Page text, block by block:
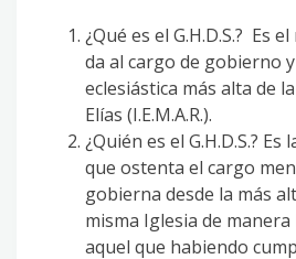
¿Qué es el G.H.D.S.? Es
da al cargo de gobierno
eclesiástica más alta de
Elías (I.E.M.A.R.).
¿Quién es el G.H.D.S.?
que ostenta el cargo
gobierna desde la más
misma Iglesia de
aquel que habiendo